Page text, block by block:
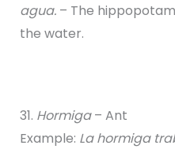
agua.– The
the water.
31. Hormiga– Ant
Example: La hormiga